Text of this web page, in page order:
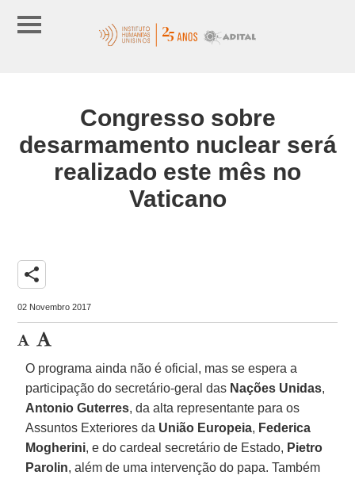
Congresso sobre
desarmamento nuclear será
realizado este mês no
Vaticano
share
02 Novembro 2017
O programa ainda não é oficial, mas se espera a
participação do secretário-geral das Nações Unidas,
Antonio Guterres, da alta representante para os
Assuntos Exteriores da União Europeia, Federica
Mogherini, e do cardeal secretário de Estado, Pietro
Parolin, além de uma intervenção do papa. Também